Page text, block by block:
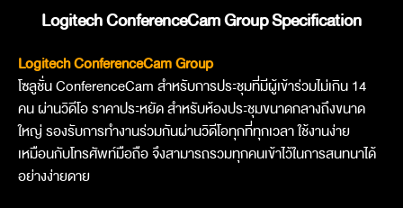
Logitech ConferenceCam Group Specification
Logitech ConferenceCam Group
โซลูชั่น ConferenceCam สำหรับการประชุมที่มีผู้เข้าร่วมไม่เกิน 14
คน ผ่านวิดีโอ ราคาประหยัด สำหรับห้องประชุมขนาดกลางถึงขนาด
ใหญ่ รองรับการทำงานร่วมกันผ่านวิดีโอทุกที่ทุกเวลา ใช้งานง่าย
เหมือนกับโทรศัพท์มือถือ จึงสามารถรวมทุกคนเข้าไว้ในการสนทนาได้
อย่างง่ายดาย